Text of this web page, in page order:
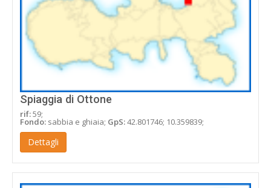
Spiaggia di Ottone
rif:59;
Fondo: sabbia e ghiaia; GpS:42.801746; 10.359839;
Dettagli